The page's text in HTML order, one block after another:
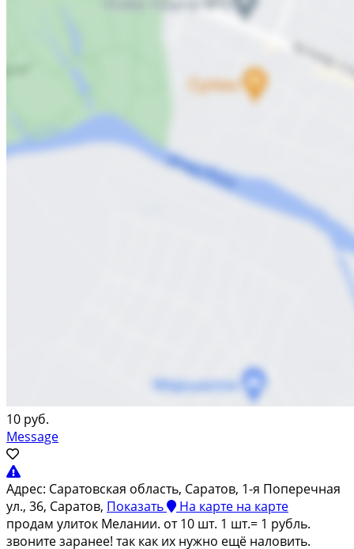
10 руб.
Message
Адрес: Саратовская область, Саратов, 1-я Поперечная
ул., 36, Саратов, Показать На карте на карте
продам улиток Мелании. от 10 шт. 1 шт.= 1 рубль.
звоните заранее! так как их нужно ещё наловить.